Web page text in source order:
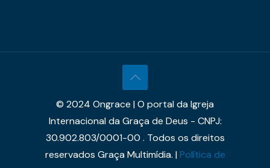
© 2024 Ongrace | O portal da Igreja
Internacional da Graça de Deus - CNPJ:
30.902.803/0001-00 . Todos os direitos
reservados Graça Multimídia. |Política de